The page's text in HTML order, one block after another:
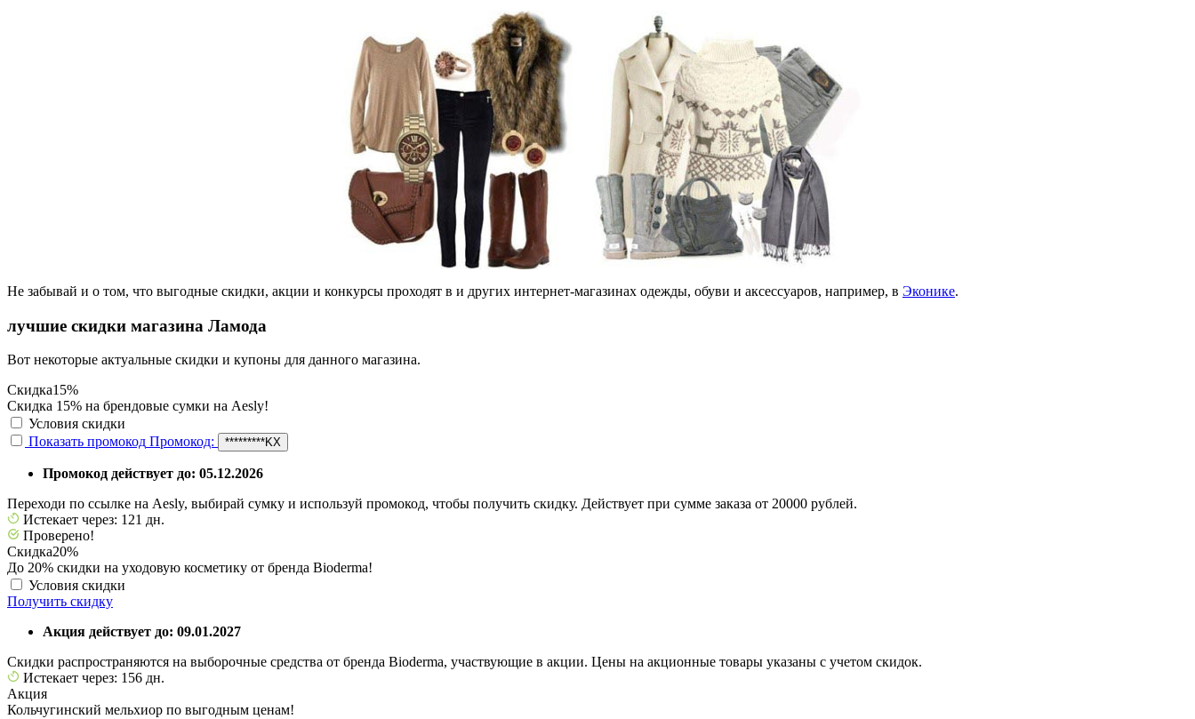
Не забывай и о том, что выгодные скидки, акции и конкурсы проходят в и других интернет-магазинах одежды, обуви и аксессуаров, например, в Эконике.
лучшие скидки магазина Ламода
Вот некоторые актуальные скидки и купоны для данного магазина.
Скидка15%
Скидка 15% на брендовые сумки на Aesly!
Условия скидки
Показать промокод Промокод: *********KX
Промокод действует до: 05.12.2026
Переходи по ссылке на Aesly, выбирай сумку и используй промокод, чтобы получить скидку. Действует при сумме заказа от 20000 рублей.
Истекает через: 121 дн.
Проверено!
Скидка20%
До 20% скидки на уходовую косметику от бренда Bioderma!
Условия скидки
Получить скидку
Акция действует до: 09.01.2027
Скидки распространяются на выборочные средства от бренда Bioderma, участвующие в акции. Цены на акционные товары указаны с учетом скидок.
Истекает через: 156 дн.
Акция
Кольчугинский мельхиор по выгодным ценам!